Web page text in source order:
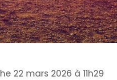
22 mars 2026 à 11h29